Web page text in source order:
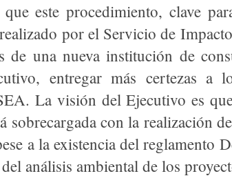
este procedimiento, clave
por el Servicio de
de una nueva institución de
entregar más certezas a
La visión del Ejecutivo es
sobrecargada con la realización
a la existencia del reglamento
análisis ambiental de los